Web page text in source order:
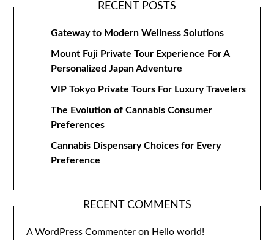
RECENT POSTS
Gateway to Modern Wellness Solutions
Mount Fuji Private Tour Experience For A
Personalized Japan Adventure
VIP Tokyo Private Tours For Luxury Travelers
The Evolution of Cannabis Consumer
Preferences
Cannabis Dispensary Choices for Every
Preference
RECENT COMMENTS
A WordPress Commenter on Hello world!